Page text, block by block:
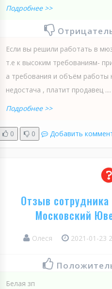
Подробнее >>
Если вы решили работать в
т.е к высоким требованиям-
а требования и объём работы
недостача , платит продавец ....
Подробнее >>
0 0 Добавить
Отзыв
Московский
Олеся 2021-01-23
Белая зп